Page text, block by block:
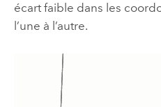
écart faible dans les
l’une à l’autre.